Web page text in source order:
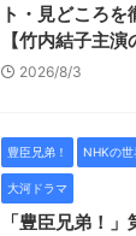
ト・見どころを
【竹内結子主演
2026/8/3
豊臣兄弟！ NHKの世
大河ドラマ
「豊臣兄弟！」